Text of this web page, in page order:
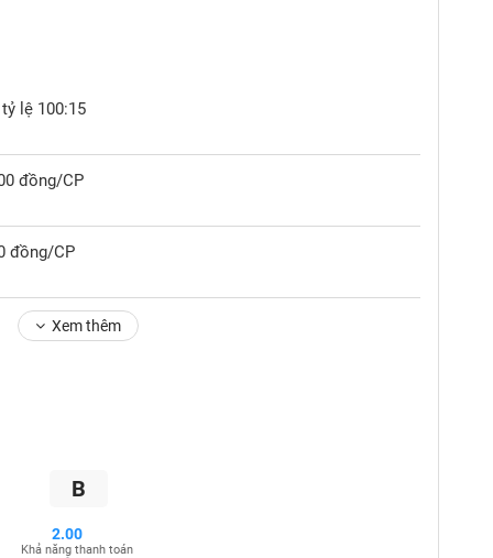
lệ 100:15
đồng/CP
đồng/CP
Xem thêm
B
2.00
Khả năng thanh toán